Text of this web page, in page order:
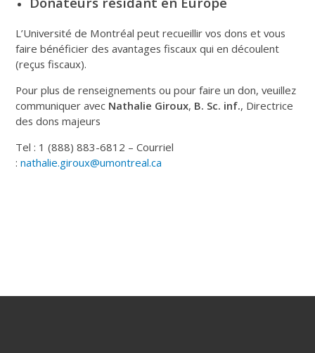
L’Université de Montréal peut recueillir vos dons et vous
faire bénéficier des avantages fiscaux qui en découlent
(reçus fiscaux).
Pour plus de renseignements ou pour faire un don, veuillez
communiquer avec Nathalie Giroux, B. Sc. inf., Directrice
des dons majeurs
Tel : 1 (888) 883-6812 – Courriel
:nathalie.giroux@umontreal.ca